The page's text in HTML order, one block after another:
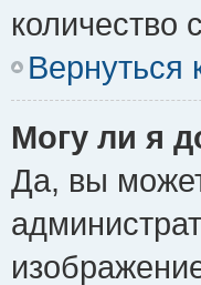
количество
Вернуться
Могу ли я
Да, вы